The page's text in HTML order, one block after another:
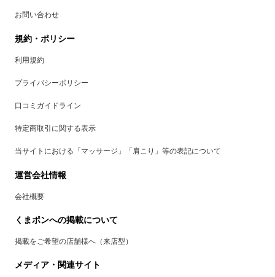
お問い合わせ
規約・ポリシー
利用規約
プライバシーポリシー
口コミガイドライン
特定商取引に関する表示
当サイトにおける「マッサージ」「肩こり」等の表記について
運営会社情報
会社概要
くまポンへの掲載について
掲載をご希望の店舗様へ（来店型）
メディア・関連サイト